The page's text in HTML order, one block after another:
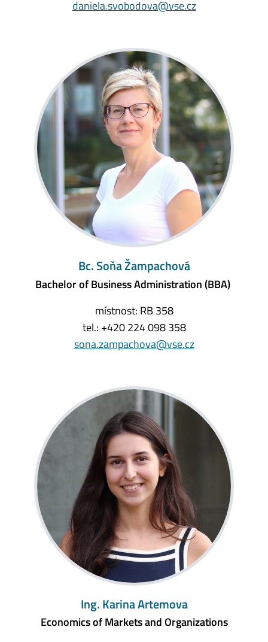
daniela.svobodova@vse.cz
Bc. Soňa Žampachová
Bachelor of Business Administration (BBA)
místnost: RB 358
tel.: +420 224 098 358
sona.zampachova@vse.cz
Ing. Karina Artemova
Economics of Markets and Organizations